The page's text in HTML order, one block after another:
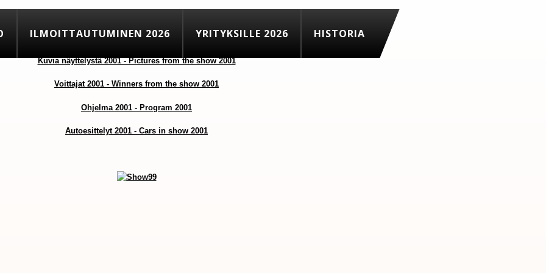
Kuvia näyttelystä 2001 - Pictures from the show 2001
Voittajat 2001 - Winners from the show 2001
Ohjelma 2001 - Program 2001
Autoesittelyt 2001 - Cars in show 2001
ILMOITTAUTUMINEN 2026 YRITYKSILLE 2026 HISTORIA